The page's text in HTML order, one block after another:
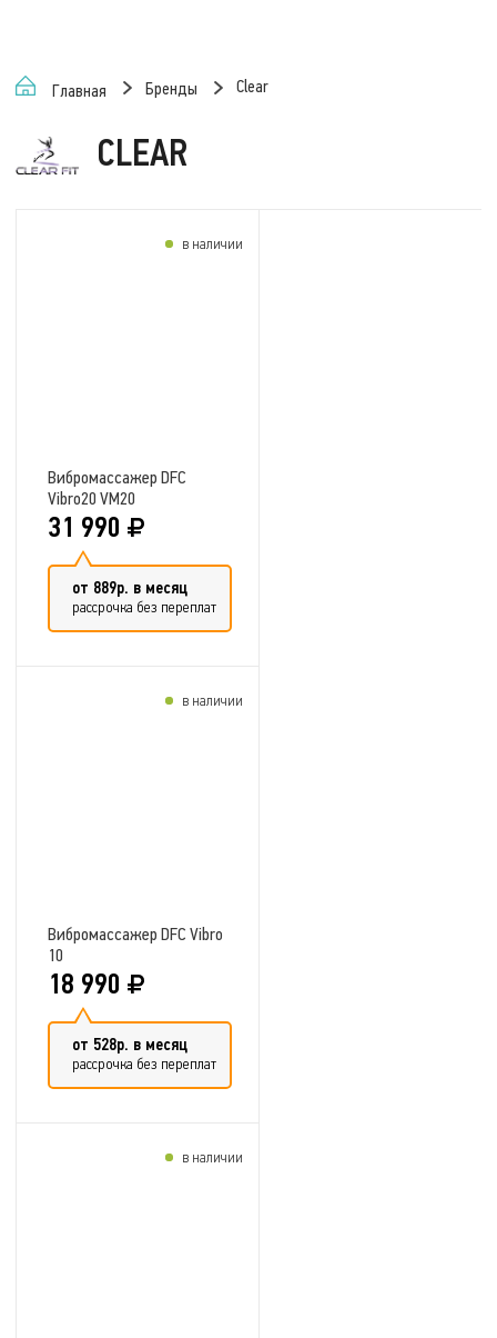
Главная Бренды Clear
CLEAR
Вибромассажер DFC
Vibro20 VM20
31 990
от 889р. в месяц
рассрочка без переплат
в наличии
Вибромассажер DFC Vibro
10
18 990
от 528р. в месяц
рассрочка без переплат
в наличии
в наличии